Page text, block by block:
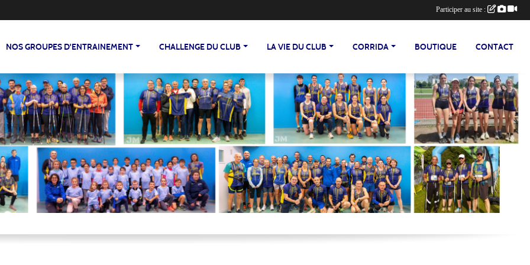
NOS GROUPES D'ENTRAINEMENT CHALLENGE DU CLUB LA VIE DU CLUB CORRIDA BOUTIQUE CONTACT
Participer au site :